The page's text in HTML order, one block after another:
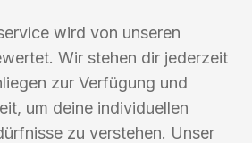
wird von unseren
Wir stehen dir jederzeit
zur Verfügung und
um deine individuellen
zu verstehen. Unser